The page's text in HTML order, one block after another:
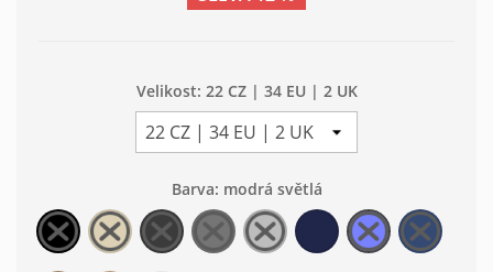
Velikost: 22 CZ | 34 EU | 2 UK
Barva: modrá světlá
černá béžovášedá
šedá
šedá
modrámodrámodrá